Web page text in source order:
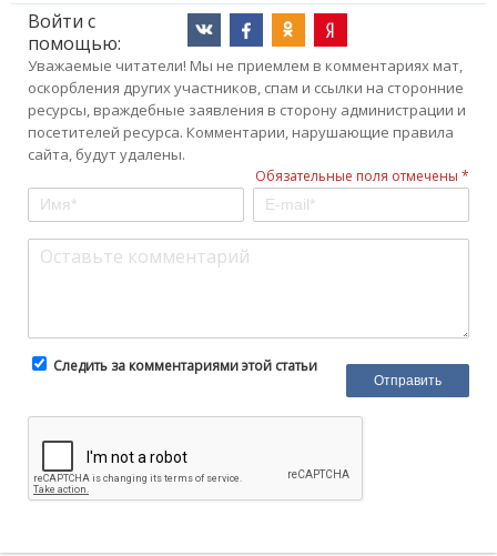
Войти с
помощью:
Уважаемые читатели! Мы не приемлем в комментариях мат,
оскорбления других участников, спам и ссылки на сторонние
ресурсы, враждебные заявления в сторону администрации и
посетителей ресурса. Комментарии, нарушающие правила
сайта, будут удалены.
Обязательные поля отмечены *
Следить за комментариями этой статьи